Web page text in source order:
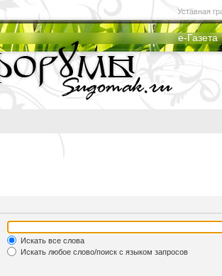
е-Газета
Уставная
Искать все слова
Искать любое слово/поиск с языком запросов